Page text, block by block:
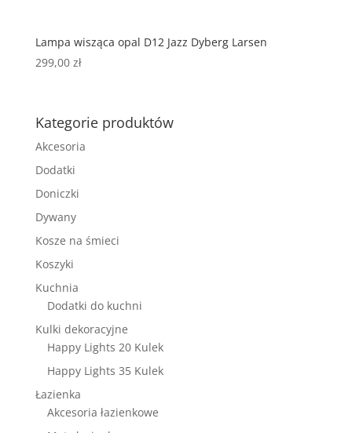
Lampa wisząca opal D12 Jazz Dyberg Larsen
299,00 zł
Kategorie produktów
Akcesoria
Dodatki
Doniczki
Dywany
Kosze na śmieci
Koszyki
Kuchnia
Dodatki do kuchni
Kulki dekoracyjne
Happy Lights 20 Kulek
Happy Lights 35 Kulek
Łazienka
Akcesoria łazienkowe